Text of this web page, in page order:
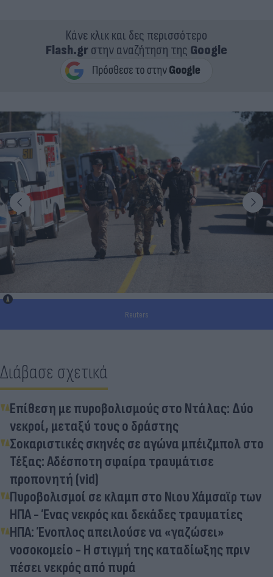
Κάνε κλικ και δες περισσότερο
Flash.grστην αναζήτηση της Google
Reuters
Διάβασε σχετικά
Επίθεση με πυροβολισμούς στο Ντάλας: Δύο
νεκροί, μεταξύ τους ο δράστης
Σοκαριστικές σκηνές σε αγώνα μπέιζμπολ στο
Τέξας: Αδέσποτη σφαίρα τραυμάτισε
προπονητή (vid)
Πυροβολισμοί σε κλαμπ στο Νιου Χάμσαϊρ των
ΗΠΑ - Ένας νεκρός και δεκάδες τραυματίες
ΗΠΑ: Ένοπλος απειλούσε να «γαζώσει»
νοσοκομείο - Η στιγμή της καταδίωξης πριν
πέσει νεκρός από πυρά